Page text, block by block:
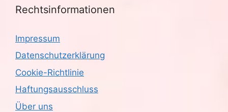
Rechtsinformationen
Impressum
Datenschutzerklärung
Cookie-Richtlinie
Haftungsausschluss
Über uns